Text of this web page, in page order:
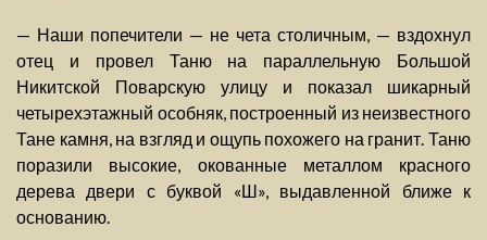
— Наши попечители — не чета столичным, — вздохнул
отец и провел Таню на параллельную Большой
Никитской Поварскую улицу и показал шикарный
четырехэтажный особняк, построенный из неизвестного
Тане камня, на взгляд и ощупь похожего на гранит. Таню
поразили высокие, окованные металлом красного
дерева двери с буквой «Ш», выдавленной ближе к
основанию.